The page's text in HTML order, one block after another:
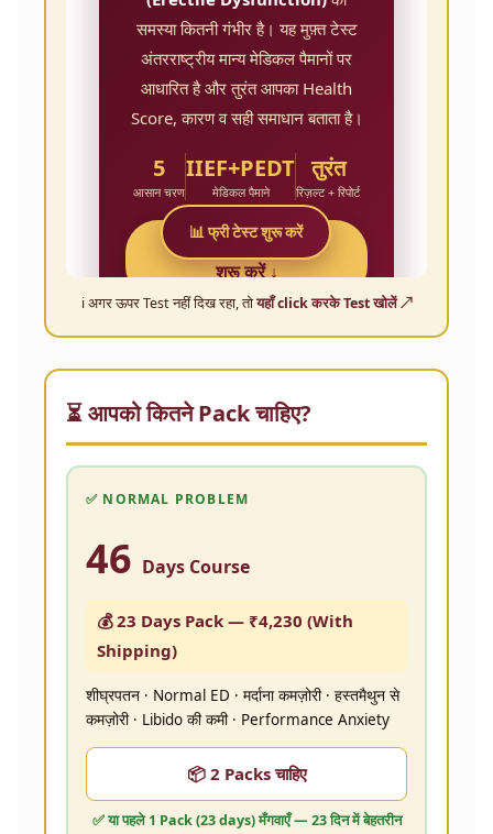
ℹ️ अगर ऊपर Test नहीं दिख रहा, तोयहाँ click करके Test खोलें ↗
⏳ आपको कितने Pack चाहिए?
✅ NORMAL PROBLEM
46 Days Course
💰 23 Days Pack — ₹4,230 (With
Shipping)
शीघ्रपतन · Normal ED · मर्दाना कमज़ोरी · हस्तमैथुन से
कमज़ोरी · Libido की कमी · Performance Anxiety
📦 2 Packs चाहिए
✅ या पहले1 Pack (23 days)मँगवाएँ — 23 दिन में बेहतरीन